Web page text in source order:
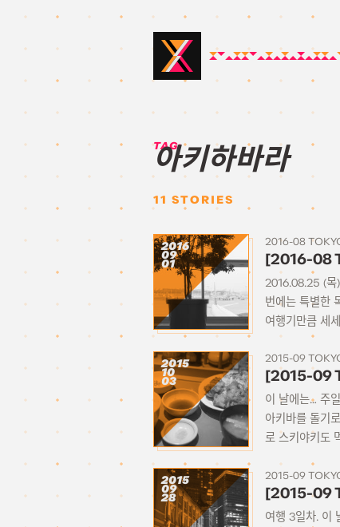
TAG:
아키하바라
11 STORIES
2016
09
01
2016-08
[2016-08
2016.08.25 (목
번에는 특별한
여행기만큼 세
2015
10
03
2015-09
[2015-09
이 날에는… 주
아키바를 돌기
로 스키야키도
2015
09
28
2015-09
[2015-09
여행 3일차. 이